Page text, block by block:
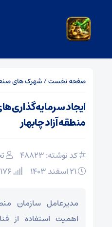
صفحه نخست/شهرک های
ایجاد
منطقه آزاد چابهار
کد نوشته: 48823
مدیرعامل سازمان
اهمیت استفاده از